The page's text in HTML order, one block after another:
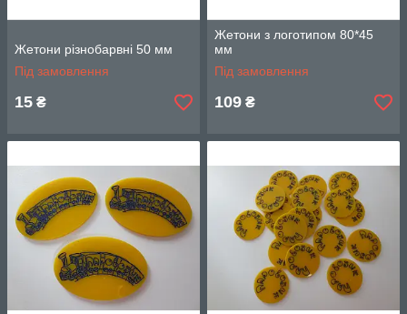
Жетони різнобарвні 50 мм
Під замовлення
15 ₴
Жетони з логотипом 80*45
мм
Під замовлення
109 ₴